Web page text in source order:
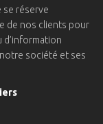
se réserve
de nos clients pour
d’information
société et ses